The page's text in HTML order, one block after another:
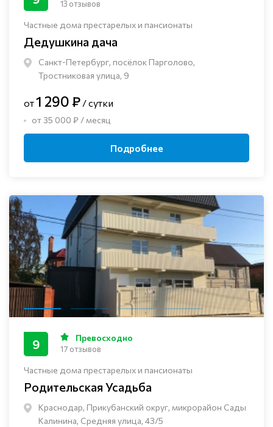
Частные дома престарелых и пансионаты
Дедушкина дача
Санкт-Петербург, посёлок Парголово,
Тростниковая улица, 9
13 отзывов
от1 290 ₽ / сутки
от 35 000 ₽ / месяц
Подробнее
Частные дома престарелых и пансионаты
Родительская Усадьба
Краснодар, Прикубанский округ, микрорайон Сады
Калинина, Средняя улица, 43/5
9 Превосходно
17 отзывов